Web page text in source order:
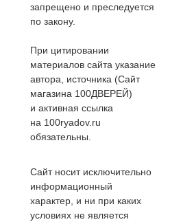
запрещено и преследуется
по закону.
При цитировании
материалов сайта указание
автора, источника (Сайт
магазина 100ДВЕРЕЙ)
и активная ссылка
на 100ryadov.ru
обязательны.
Сайт носит исключительно
информационный
характер, и ни при каких
условиях не является